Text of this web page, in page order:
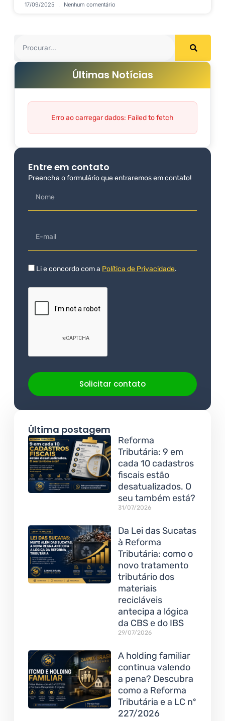
17/09/2025 Nenhum comentário
Últimas Notícias
Erro ao carregar dados: Failed to fetch
Entre em contato
Preencha o formulário que entraremos em contato!
Li e concordo com a Política de Privacidade.
Solicitar contato
Última postagem
Reforma
Tributária: 9 em
cada 10 cadastros
fiscais estão
desatualizados. O
seu também está?
31/07/2026
Da Lei das Sucatas
à Reforma
Tributária: como o
novo tratamento
tributário dos
materiais
recicláveis
antecipa a lógica
da CBS e do IBS
29/07/2026
A holding familiar
continua valendo
a pena? Descubra
como a Reforma
Tributária e a LC nº
227/2026